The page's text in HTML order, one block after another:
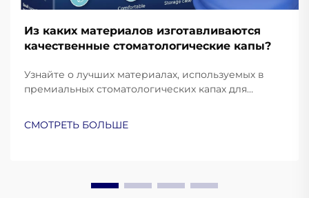
Из каких материалов изготавливаются
качественные стоматологические капы?
Узнайте о лучших материалах, используемых в
премиальных стоматологических капах для
улучшают эксплуатационные характеристики.
СМОТРЕТЬ БОЛЬШЕ